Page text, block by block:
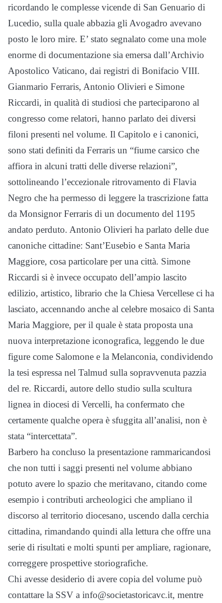
ricordando le complesse vicende di San Genuario di
Lucedio, sulla quale abbazia gli Avogadro avevano
posto le loro mire. E’ stato segnalato come una mole
enorme di documentazione sia emersa dall’Archivio
Apostolico Vaticano, dai registri di Bonifacio VIII.
Gianmario Ferraris, Antonio Olivieri e Simone
Riccardi, in qualità di studiosi che parteciparono al
congresso come relatori, hanno parlato dei diversi
filoni presenti nel volume. Il Capitolo e i canonici,
sono stati definiti da Ferraris un “fiume carsico che
affiora in alcuni tratti delle diverse relazioni”,
sottolineando l’eccezionale ritrovamento di Flavia
Negro che ha permesso di leggere la trascrizione fatta
da Monsignor Ferraris di un documento del 1195
andato perduto. Antonio Olivieri ha parlato delle due
canoniche cittadine: Sant’Eusebio e Santa Maria
Maggiore, cosa particolare per una città. Simone
Riccardi si è invece occupato dell’ampio lascito
edilizio, artistico, librario che la Chiesa Vercellese ci ha
lasciato, accennando anche al celebre mosaico di Santa
Maria Maggiore, per il quale è stata proposta una
nuova interpretazione iconografica, leggendo le due
figure come Salomone e la Melanconia, condividendo
la tesi espressa nel Talmud sulla sopravvenuta pazzia
del re. Riccardi, autore dello studio sulla scultura
lignea in diocesi di Vercelli, ha confermato che
certamente qualche opera è sfuggita all’analisi, non è
stata “intercettata”.
Barbero ha concluso la presentazione rammaricandosi
che non tutti i saggi presenti nel volume abbiano
potuto avere lo spazio che meritavano, citando come
esempio i contributi archeologici che ampliano il
discorso al territorio diocesano, uscendo dalla cerchia
cittadina, rimandando quindi alla lettura che offre una
serie di risultati e molti spunti per ampliare, ragionare,
correggere prospettive storiografiche.
Chi avesse desiderio di avere copia del volume può
contattare la SSV a info@societastoricavc.it, mentre